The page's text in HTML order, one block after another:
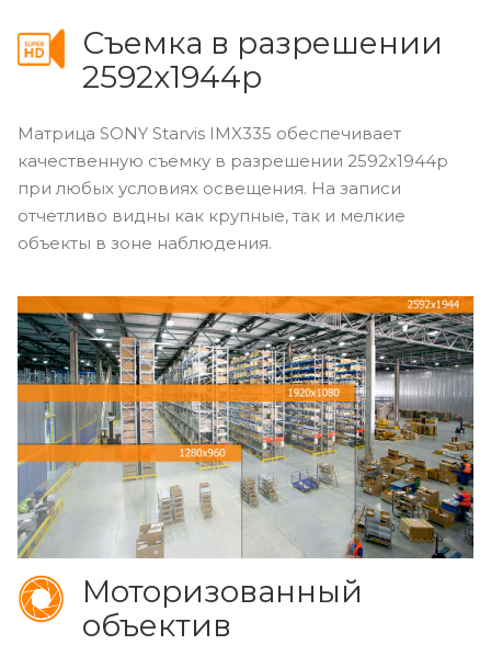
Съемка в разрешении
2592x1944p
Матрица SONY Starvis IMX335 обеспечивает
качественную съемку в разрешении 2592x1944p
при любых условиях освещения. На записи
отчетливо видны как крупные, так и мелкие
объекты в зоне наблюдения.
Моторизованный
объектив